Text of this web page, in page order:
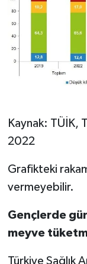
Kaynak: TÜİK,
2022
Grafikteki
vermeyebilir.
Gençlerde
meyve
Türkiye Sağlık